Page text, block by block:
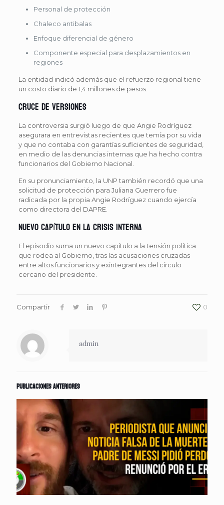
Personal de protección
Chaleco antibalas
Enfoque diferencial de género
Componente especial para desplazamientos en
regiones
La entidad indicó además que el refuerzo regional tiene
un costo diario de 1,4 millones de pesos.
Cruce de versiones
La controversia surgió luego de que Angie Rodríguez
asegurara en entrevistas recientes que temía por su vida
y que no contaba con garantías suficientes de seguridad,
en medio de las denuncias internas que ha hecho contra
funcionarios del Gobierno Nacional.
En su pronunciamiento, la UNP también recordó que una
solicitud de protección para Juliana Guerrero fue
radicada por la propia Angie Rodríguez cuando ejercía
como directora del DAPRE.
Nuevo capítulo en la crisis interna
El episodio suma un nuevo capítulo a la tensión política
que rodea al Gobierno, tras las acusaciones cruzadas
entre altos funcionarios y exintegrantes del círculo
cercano del presidente.
Compartir 0
admin
Publicaciones anteriores